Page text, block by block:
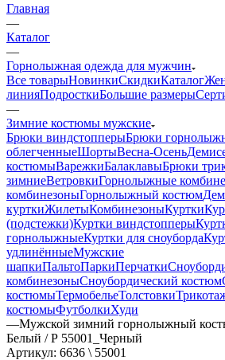
Главная
—
Каталог
—
Горнолыжная одежда для мужчин
Все товарыНовинкиСкидкиКаталог
линияПодросткиБольшие размеры
—
Зимние костюмы мужские
Брюки виндстопперыБрюки
облегченныеШортыВесна-Осень
костюмыВарежкиБалаклавыБрюки
зимниеВетровкиГорнолыжные
комбинезоныГорнолыжный костюм
курткиЖилетыКомбинезоныКуртки
(подстежки)Куртки виндстопперы
горнолыжныеКуртки для сноуборда
удлинённыеМужские
шапкиПальтоПаркиПерчатки
комбинезоныСноубордический костюм
костюмыТермобельеТолстовки
костюмыФутболкиХуди
—Мужской зимний горнолыжный
Белый / Р 55001_Черный
Артикул: 6636 \ 55001